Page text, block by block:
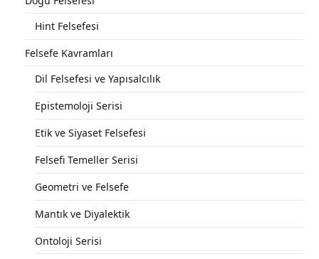
Hint Felsefesi
Felsefe Kavramları
Dil Felsefesi ve Yapısalcılık
Epistemoloji Serisi
Etik ve Siyaset Felsefesi
Felsefi Temeller Serisi
Geometri ve Felsefe
Mantık ve Diyalektik
Ontoloji Serisi